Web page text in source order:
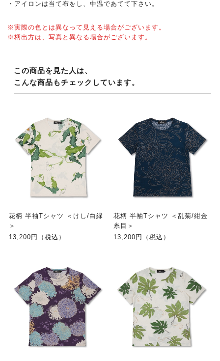
・アイロンは当て布をし、中温であてて下さい。
※実際の色とは異なって見える場合がございます。
※柄出方は、写真と異なる場合がございます。
この商品を見た人は、
こんな商品もチェックしています。
花柄 半袖Tシャツ ＜けし/白緑
＞
13,200円（税込）
花柄 半袖Tシャツ ＜乱菊/紺金
糸目＞
13,200円（税込）